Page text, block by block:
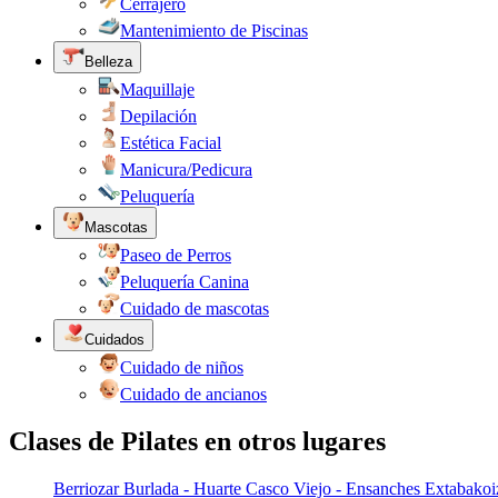
Cerrajero
Mantenimiento de Piscinas
Belleza
Maquillaje
Depilación
Estética Facial
Manicura/Pedicura
Peluquería
Mascotas
Paseo de Perros
Peluquería Canina
Cuidado de mascotas
Cuidados
Cuidado de niños
Cuidado de ancianos
Clases de Pilates en otros lugares
Berriozar Burlada - Huarte Casco Viejo - Ensanches